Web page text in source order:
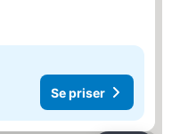
Se priser